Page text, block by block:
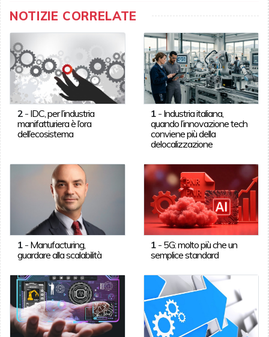
NOTIZIE CORRELATE
2- IDC, per l’industria
manifatturiera è l’ora
dell’ecosistema
1 - Industria italiana,
quando l’innovazione tech
conviene più della
delocalizzazione
1- Manufacturing,
guardare alla scalabilità
1 - 5G: molto più che un
semplice standard